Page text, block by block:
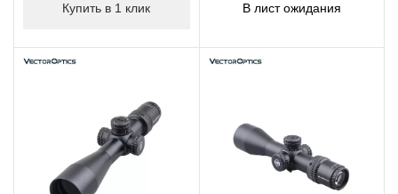
Купить в 1 клик В лист ожидания